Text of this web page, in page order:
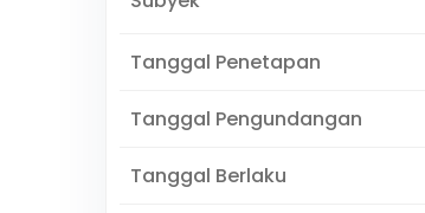
Tanggal Penetapan
Tanggal Pengundangan
Tanggal Berlaku